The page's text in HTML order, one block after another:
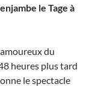
le Tage à
du
heures plus tard
le spectacle